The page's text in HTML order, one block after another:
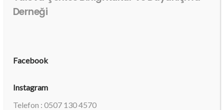
Derneği
Facebook
Instagram
Telefon : 0507 130 4570